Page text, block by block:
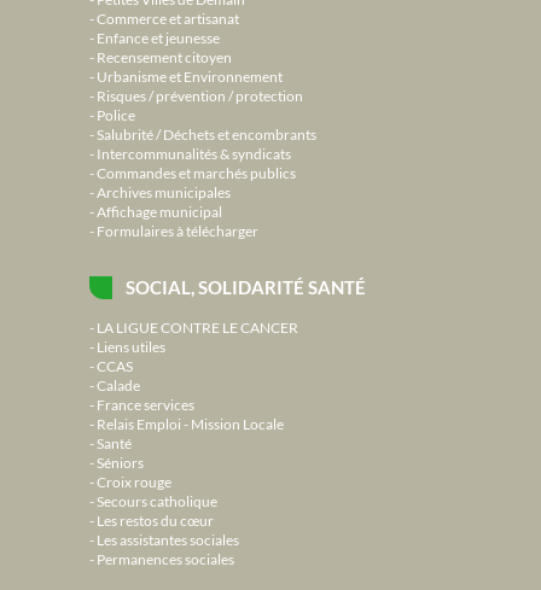
Commerce et artisanat
Enfance et jeunesse
Recensement citoyen
Urbanisme et Environnement
Risques / prévention / protection
Police
Salubrité / Déchets et encombrants
Intercommunalités & syndicats
Commandes et marchés publics
Archives municipales
Affichage municipal
Formulaires à télécharger
SOCIAL, SOLIDARITÉ SANTÉ
LA LIGUE CONTRE LE CANCER
Liens utiles
CCAS
Calade
France services
Relais Emploi - Mission Locale
Santé
Séniors
Croix rouge
Secours catholique
Les restos du cœur
Les assistantes sociales
Permanences sociales